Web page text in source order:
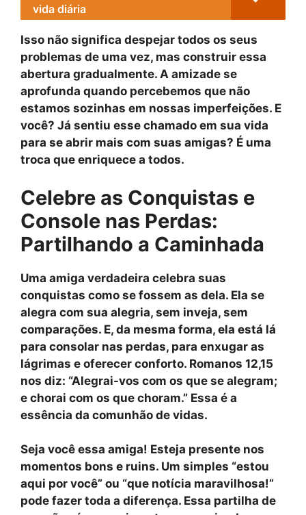
vida diária
Isso não significa despejar todos os seus
problemas de uma vez, mas construir essa
abertura gradualmente. A amizade se
aprofunda quando percebemos que não
estamos sozinhas em nossas imperfeições. E
você? Já sentiu esse chamado em sua vida
para se abrir mais com suas amigas? É uma
troca que enriquece a todos.
Celebre as Conquistas e
Console nas Perdas:
Partilhando a Caminhada
Uma amiga verdadeira celebra suas
conquistas como se fossem as dela. Ela se
alegra com sua alegria, sem inveja, sem
comparações. E, da mesma forma, ela está lá
para consolar nas perdas, para enxugar as
lágrimas e oferecer conforto. Romanos 12,15
nos diz: “Alegrai-vos com os que se alegram;
e chorai com os que choram.” Essa é a
essência da comunhão de vidas.
Seja você essa amiga! Esteja presente nos
momentos bons e ruins. Um simples “estou
aqui por você” ou “que notícia maravilhosa!”
pode fazer toda a diferença. Essa partilha de